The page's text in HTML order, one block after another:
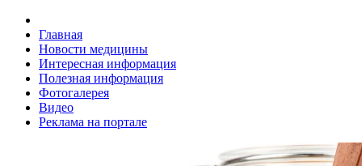
Главная
Новости медицины
Интересная информация
Полезная информация
Фотогалерея
Видео
Реклама на портале